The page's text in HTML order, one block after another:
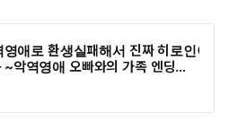
애로 환생실패해서 진짜 히로인이
악역영애 오빠와의 가족 엔딩을 포
목표로 합니다~